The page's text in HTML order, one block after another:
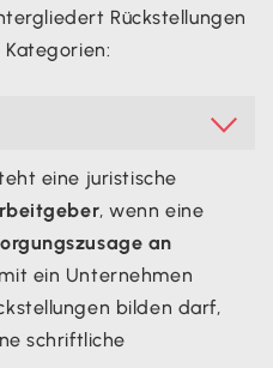
Rückstellungen

eine juristische
, wenn eine
an
ein Unternehmen
bilden darf,
schriftliche